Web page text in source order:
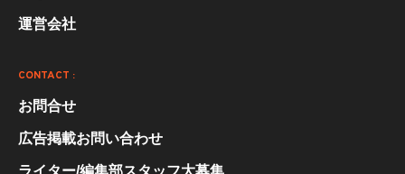
運営会社
CONTACT :
お問合せ
広告掲載お問い合わせ
ライター/編集部スタッフ大募集